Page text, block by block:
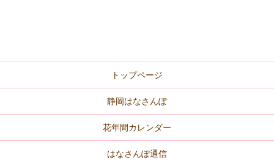
トップページ
静岡はなさんぽ
花年間カレンダー
はなさんぽ通信